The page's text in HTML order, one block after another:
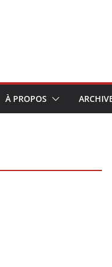
À PROPOS